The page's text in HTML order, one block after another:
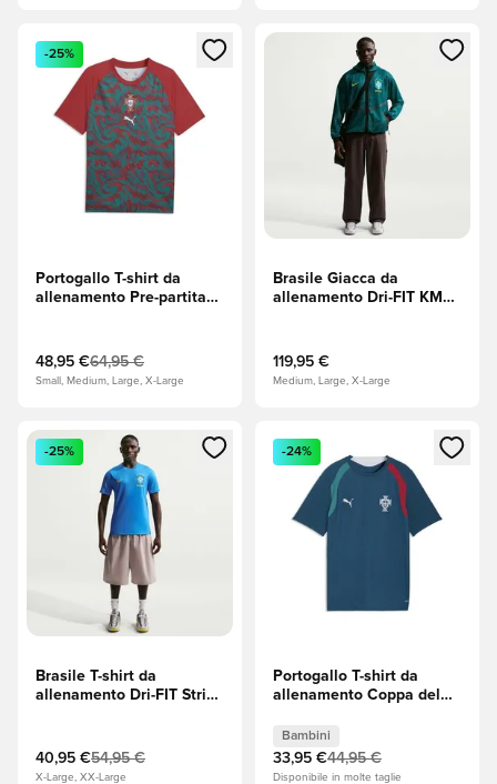
Apre una finestra modale per accedere o registrarsi come
-25%
Portogallo T-shirt da
allenamento Pre-partita
48,95 €64,95 €
Small, Medium, Large, X-Large
Apre una finestra modale per
Brasile Giacca da
allenamento Dri-FIT KMC
Menta (Verde)/Midwest
Gold
119,95 €
Medium, Large, X-Large
Apre una finestra modale per accedere o registrarsi come
-25%
Brasile T-shirt da
allenamento Dri-FIT Strike
Menta (Verde)/Midwest
Gold
40,95 €54,95 €
X-Large, XX-Large
Apre una finestra modale
-24%
Portogallo T-shirt da
allenamento Coppa del
Tropic/Silver Mist Bambini
Bambini
33,95 €44,95 €
Disponibile in molte taglie